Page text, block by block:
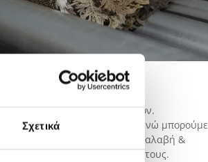
Σχετικά
άνθρωπο και το περιβάλλον.
χαλιών και ταπήτων, ενώ μπορούμε
Ρόδο, προβαίνουμε στην παραλαβή &
για την απόλυτη προστασία τους.